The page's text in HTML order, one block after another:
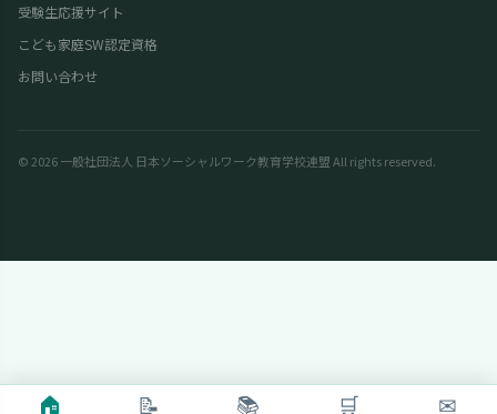
受験生応援サイト
こども家庭SW認定資格
お問い合わせ
© 2026 一般社団法人 日本ソーシャルワーク教育学校連盟 All rights reserved.
🏠 📝 📚 🛒 ✉